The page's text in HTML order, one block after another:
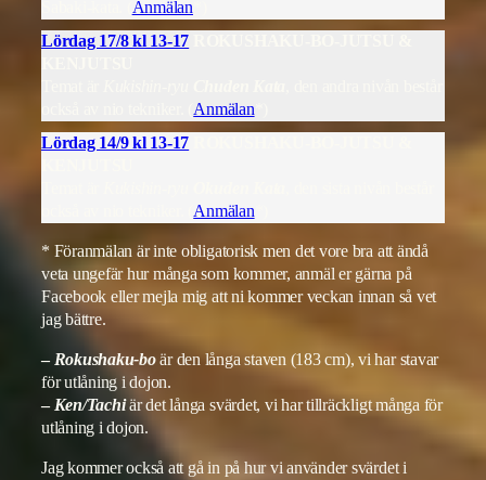
Anmälan*)
Lördag 17/8 kl 13-17
också av nio tekniker. (Anmälan*)
Lördag 14/9 kl 13-17
också av nio tekniker. (Anmälan*)
* Föranmälan är inte obligatorisk men det vore bra att ändå
veta ungefär hur många som kommer, anmäl er gärna på
Facebook eller mejla mig att ni kommer veckan innan så vet
jag bättre.
–Rokushaku-boär den långa staven (183 cm), vi har stavar
för utlåning i dojon.
–Ken/Tachiär det långa svärdet, vi har tillräckligt många för
utlåning i dojon.
Jag kommer också att gå in på hur vi använder svärdet i